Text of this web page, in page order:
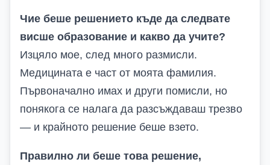
Чие беше решението къде да следвате
висше образование и какво да учите?
Изцяло мое, след много размисли.
Медицината е част от моята фамилия.
Първоначално имах и други помисли, но
понякога се налага да разсъждаваш трезво
— и крайното решение беше взето.
Правилно ли беше това решение,